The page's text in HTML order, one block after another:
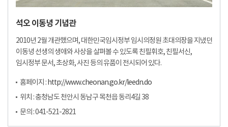
석오 이동녕 기념관
2010년 2월 개관했으며, 대한민국임시정부 임시의정원 초대의장을 지냈던
이동녕 선생의 생애와 사상을 살펴볼 수 있도록 친필휘호, 친필서신,
임시정부 문서, 초상화, 사진 등의 유품이 전시되어 있다.
홈페이지 : http://www.cheonan.go.kr/leedn.do
위치 : 충청남도 천안시 동남구 목천읍 동리4길 38
문의 : 041-521-2821